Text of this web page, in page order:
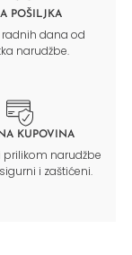
POŠILJKA
radnih dana od
narudžbe.
KUPOVINA
prilikom narudžbe
i zaštićeni.